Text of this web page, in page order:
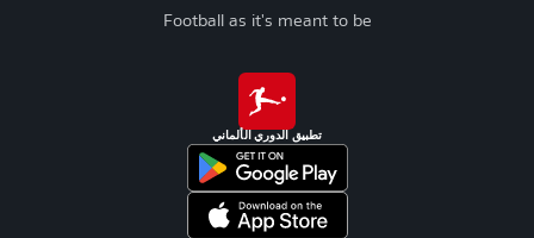
Football as it's meant to be
تطبيق الدوري الألماني